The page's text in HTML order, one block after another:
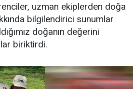
uzman ekiplerden doğa
bilgilendirici sunumlar
doğanın değerini
biriktirdi.